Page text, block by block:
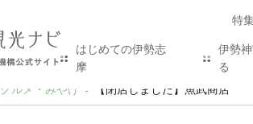
特
はじめての伊勢志
摩
伊勢
る
グルメ・みやげ 【閉店しました】魚武商店